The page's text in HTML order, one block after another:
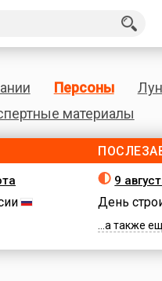
Персоны
материалы
9
День
...а также